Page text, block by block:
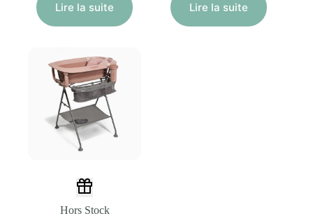
Lire la suite Lire la suite
Hors Stock